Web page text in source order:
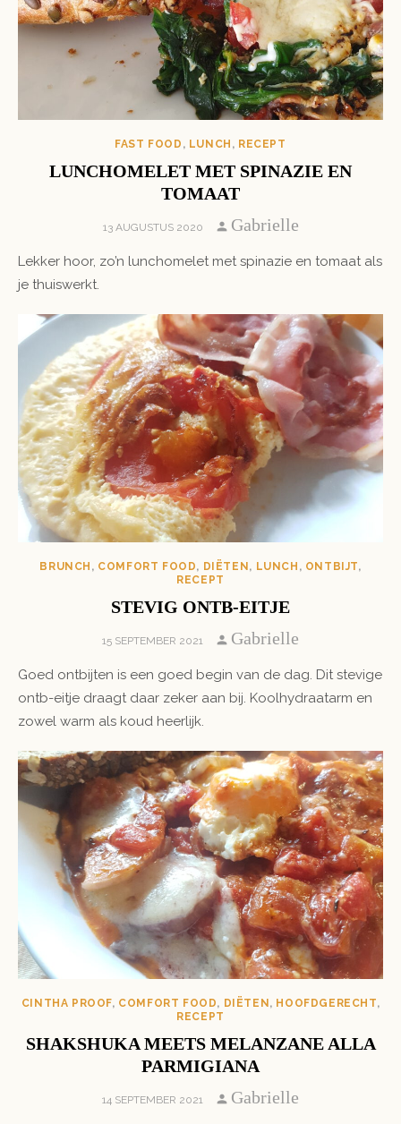
FAST FOOD , LUNCH , RECEPT
LUNCHOMELET MET SPINAZIE EN
TOMAAT
POSTED
13 AUGUSTUS 2020 Author
Gabrielle
Lekker hoor, zo’n lunchomelet met spinazie en tomaat als
je thuiswerkt.
BRUNCH , COMFORT FOOD, DIËTEN , LUNCH , ONTBIJT,
RECEPT
STEVIG ONTB-EITJE
POSTED
15 SEPTEMBER 2021 Author
Gabrielle
Goed ontbijten is een goed begin van de dag. Dit stevige
ontb-eitje draagt daar zeker aan bij. Koolhydraatarm en
zowel warm als koud heerlijk.
CINTHA PROOF, COMFORT FOOD, DIËTEN , HOOFDGERECHT,
RECEPT
SHAKSHUKA MEETS MELANZANE ALLA
PARMIGIANA
POSTED
14 SEPTEMBER 2021 Author
Gabrielle